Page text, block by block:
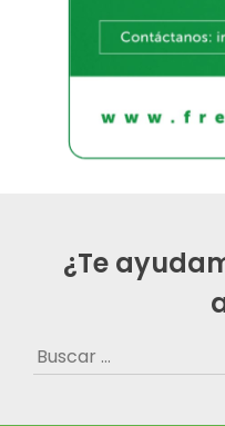
¿Te
Buscar: